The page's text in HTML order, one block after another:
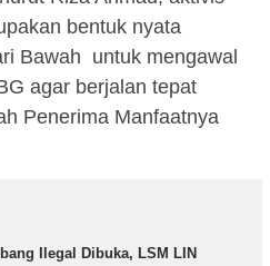
bentuk nyata
Bawah untuk mengawal
agar berjalan tepat
Penerima Manfaatnya
Ilegal Dibuka, LSM LIN